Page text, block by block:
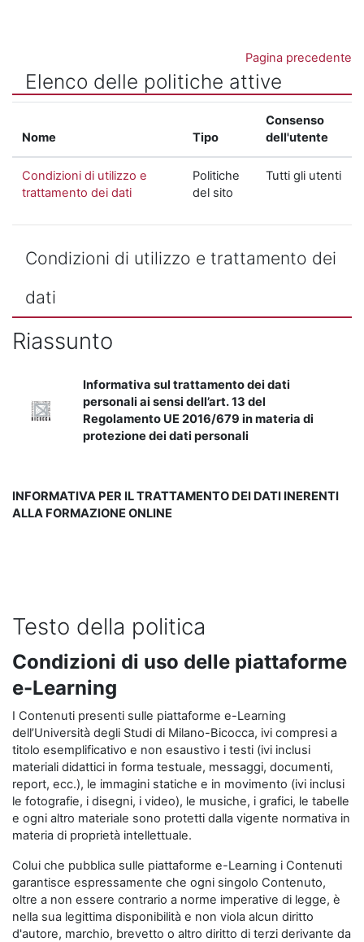
Pagina precedente
Elenco delle politiche attive
Nome Tipo
Consenso
dell'utente
Condizioni di utilizzo e
trattamento dei dati
Politiche
del sito
Tutti gli utenti
Condizioni di utilizzo e trattamento dei
dati
Riassunto
Informativa sul trattamento dei dati
personali ai sensi dell’art. 13 del
Regolamento UE 2016/679 in materia di
protezione dei dati personali
INFORMATIVA PER IL TRATTAMENTO DEI DATI INERENTI
ALLA FORMAZIONE ONLINE
Testo della politica
Condizioni di uso delle piattaforme
e-Learning
I Contenuti presenti sulle piattaforme e-Learning
dell’Università degli Studi di Milano-Bicocca, ivi compresi a
titolo esemplificativo e non esaustivo i testi (ivi inclusi
materiali didattici in forma testuale, messaggi, documenti,
report, ecc.), le immagini statiche e in movimento (ivi inclusi
le fotografie, i disegni, i video), le musiche, i grafici, le tabelle
e ogni altro materiale sono protetti dalla vigente normativa in
materia di proprietà intellettuale.
Colui che pubblica sulle piattaforme e-Learning i Contenuti
garantisce espressamente che ogni singolo Contenuto,
oltre a non essere contrario a norme imperative di legge, è
nella sua legittima disponibilità e non viola alcun diritto
d'autore, marchio, brevetto o altro diritto di terzi derivante da